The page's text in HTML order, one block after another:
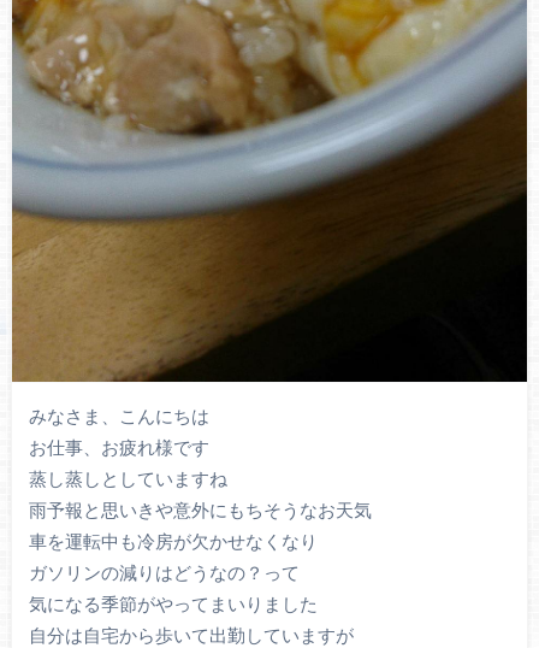
みなさま、こんにちは
お仕事、お疲れ様です
蒸し蒸しとしていますね
雨予報と思いきや意外にもちそうなお天気
車を運転中も冷房が欠かせなくなり
ガソリンの減りはどうなの？って
気になる季節がやってまいりました
自分は自宅から歩いて出勤していますが